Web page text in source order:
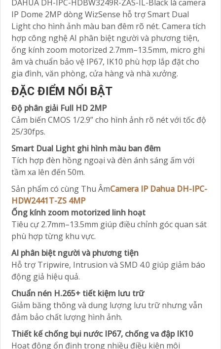
DAHUA DH-IPC-HDBW3249R-ZAS-IL-Black là camera
IP Dome 2MP dòng WizSense hỗ trợ Smart Dual
Light cho hình ảnh màu ban đêm rõ nét. Camera tích
hợp công nghệ AI phân biệt người và phương tiện,
ống kính zoom motorized 2.7mm–13.5mm, micro ghi
âm và chuẩn bảo vệ IP67, IK10 phù hợp lắp đặt cho
gia đình, văn phòng, cửa hàng và nhà xưởng.
ĐẶC ĐIỂM NỔI BẬT
Độ phân giải Full HD 2MP
Cảm biến CMOS 1/2.9” cho hình ảnh rõ nét với tốc độ
25/30fps.
Smart Dual Light ghi hình màu ban đêm
Tích hợp đèn hồng ngoại và đèn ánh sáng ấm với
tầm xa lên đến 50m.
Sản phẩm có cùng Thu ÂmCamera IP Dahua DH-IPC-
HDW2441T-ZS 4MP
Ống kính zoom motorized linh hoạt
Tiêu cự 2.7mm–13.5mm giúp điều chỉnh góc quan sát
phù hợp từng khu vực.
AI phân biệt người và phương tiện
Hỗ trợ Tripwire, Intrusion và SMD 4.0 giúp giảm báo
động giả hiệu quả.
Chuẩn nén H.265+ tiết kiệm lưu trữ
Giảm băng thông và dung lượng lưu trữ nhưng vẫn
đảm bảo chất lượng hình ảnh.
Thiết kế chống bụi nước IP67, chống va đập IK10
Hoạt động ổn định trong nhiều điều kiện môi